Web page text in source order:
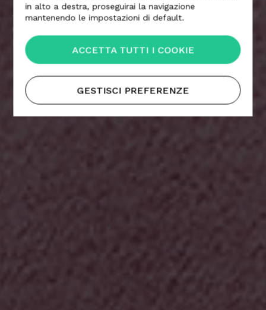
— Un altro volto della versatilità di Alcantara,
capace di unire tradizione e innovazione con il
lifestyle italiano.
in alto a destra, proseguirai la navigazione
mantenendo le impostazioni di default.
ACCETTA TUTTI I COOKIE
GESTISCI PREFERENZE